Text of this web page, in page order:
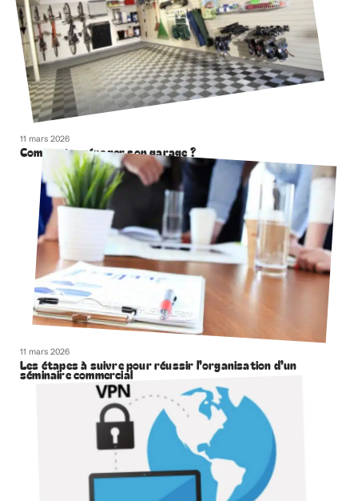
11 mars 2026
Comment aménager son garage ?
11 mars 2026
Les étapes à suivre pour réussir l’organisation d’un
séminaire commercial